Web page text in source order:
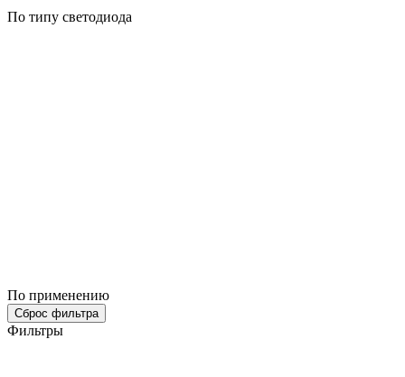
По типу светодиода
По применению
Сброс фильтра
Фильтры